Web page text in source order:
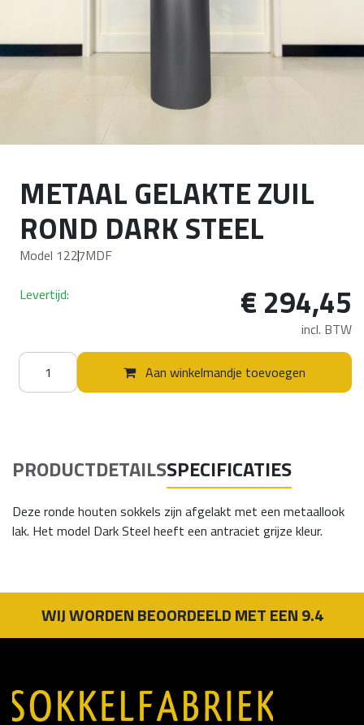
METAAL GELAKTE ZUIL
ROND DARK STEEL
Model 1227MDF
Aan winkelmandje toevoegen
Levertijd: € 294,45
incl. BTW
PRODUCTDETAILSSPECIFICATIES
Deze ronde houten sokkels zijn afgelakt met een metaallook
lak. Het model Dark Steel heeft een antraciet grijze kleur.
WIJ WORDEN BEOORDEELD MET EEN 9.4